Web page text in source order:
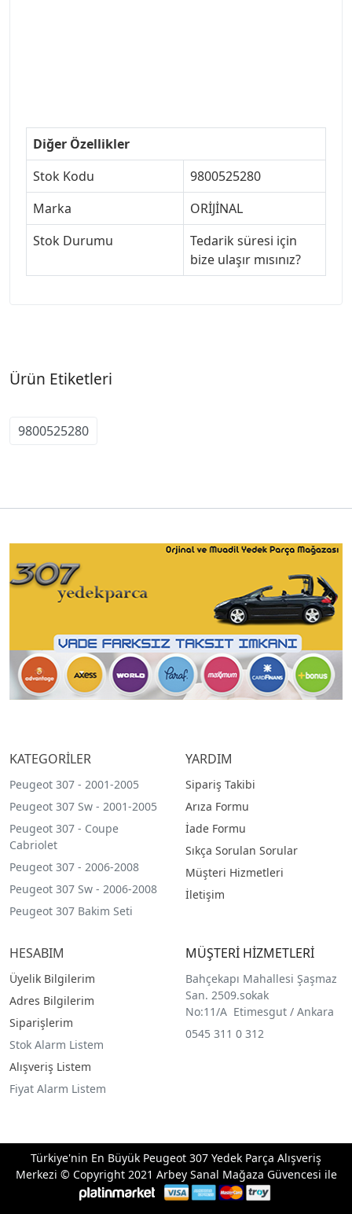
Diğer Özellikler
Stok Kodu
9800525280
Marka
ORİJİNAL
Stok Durumu
Tedarik süresi için
bize ulaşır mısınız?
Ürün Etiketleri
9800525280
KATEGORİLER
Peugeot 307 - 2001-2005
Peugeot 307 Sw - 2001-2005
Peugeot 307 - Coupe
Cabriolet
Peugeot 307 - 2006-2008
Peugeot 307 Sw - 2006-2008
Peugeot 307 Bakim Seti
YARDIM
Sipariş Takibi
Arıza Formu
İade Formu
Sıkça Sorulan Sorular
Müşteri Hizmetleri
İletişim
HESABIM
Üyelik Bilgilerim
Adres Bilgilerim
Siparişlerim
Stok Alarm Listem
Alışveriş Listem
Fiyat Alarm Listem
MÜŞTERİ HİZMETLERİ
Bahçekapı Mahallesi Şaşmaz
San. 2509.sokak
No:11/A Etimesgut / Ankara
0545 311 0 312
Türkiye'nin En Büyük Peugeot 307 Yedek Parça Alışveriş
Merkezi © Copyright 2021 Arbey Sanal Mağaza Güvencesi ile